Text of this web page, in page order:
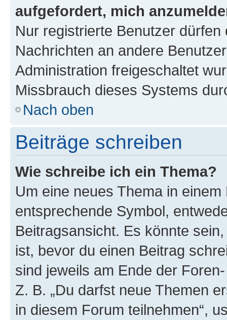
aufgefordert, mich
Nur registrierte Benutzer
Nachrichten an andere
Administration freigeschaltet
Missbrauch dieses Systems
Nach oben
Beiträge schreiben
Wie schreibe ich ein Thema?
Um eine neues Thema in
entsprechende Symbol,
Beitragsansicht. Es könnte
ist, bevor du einen Beitrag
sind jeweils am Ende der
Z. B. „Du darfst neue Themen
in diesem Forum teilnehmen“,